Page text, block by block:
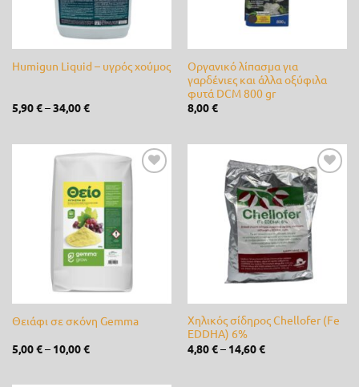
IQV(1)
Jonsered(0)
Kamihaki - KMX
Kawasaki(0)
lisam(0)
LOEWE(0)
Master(0)
Mcc(0)
Humigun Liquid – υγρός χούμος
5,90€–34,00€
Οργανικό λίπασμα για
γαρδένιες και άλλα οξύφιλα
φυτά DCM 800 gr
8,00€
Προσθήκη
επιθυμίας
Θειάφι σε σκόνη Gemma
5,00€– 10,00€
Προσθήκη
στη λίστα
επιθυμίας
Χηλικός σίδηρος Chellofer (Fe
EDDHA) 6%
4,80€– 14,60€